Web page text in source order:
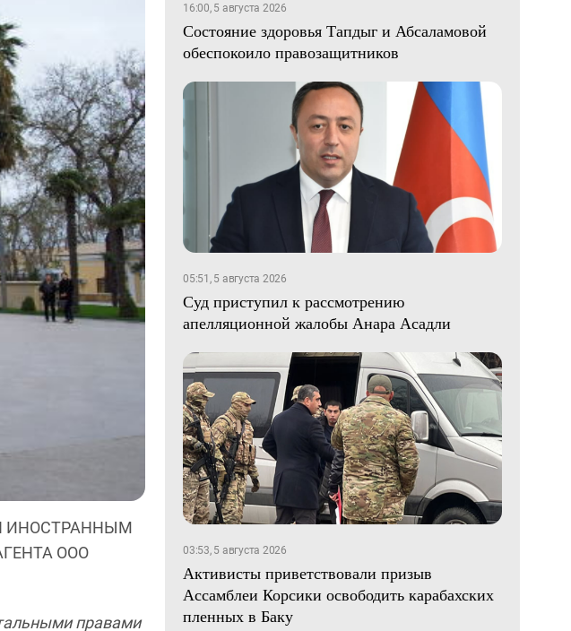
ИНОСТРАННЫМ
ООО
правами
16:00, 5 августа 2026
Состояние здоровья Тапдыг и Абсаламовой
обеспокоило правозащитников
05:51, 5 августа 2026
Суд приступил к рассмотрению
апелляционной жалобы Анара Асадли
03:53, 5 августа 2026
Активисты приветствовали призыв
Ассамблеи Корсики освободить карабахских
пленных в Баку